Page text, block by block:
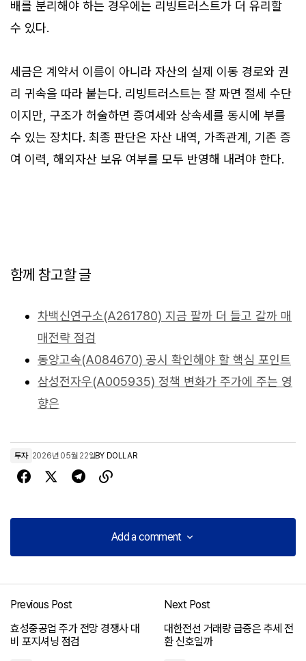
배를 분리해야 하는 경우에는 리빙트러스트가 더 유리할
수 있다.
세금은 계약서 이름이 아니라 자산의 실제 이동 경로와 권
리 귀속을 따라 붙는다. 리빙트러스트는 잘 짜면 절세 수단
이지만, 구조가 허술하면 증여세와 상속세를 동시에 부를
수 있는 장치다. 최종 판단은 자산 내역, 가족관계, 기존 증
여 이력, 해외자산 보유 여부를 모두 반영해 내려야 한다.
함께 참고할 글
차백신연구소(A261780) 지금 팔까 더 들고 갈까 매
매전략 점검
동양고속(A084670) 공시 확인해야 할 핵심 포인트
삼성전자우(A005935) 정책 변화가 주가에 주는 영
향은
투자 2026년 05월 22일BY DOLLAR
Add a comment
Add a comment
Previous Post
효성중공업 주가 전망 경쟁사 대
비 포지셔닝 점검
Next Post
대한전선 거래량 급증은 추세 전
환 신호일까